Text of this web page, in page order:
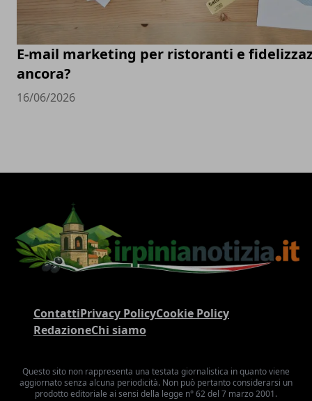
E-mail marketing per ristoranti e
ancora?
16/06/2026
ContattiPrivacy PolicyCookie Policy
RedazioneChi siamo
Questo sito non rappresenta una testata giornalistica in quanto viene
aggiornato senza alcuna periodicità. Non può pertanto considerarsi un
prodotto editoriale ai sensi della legge n° 62 del 7 marzo 2001.